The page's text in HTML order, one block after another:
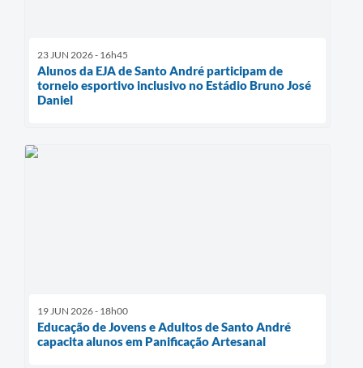
23 JUN 2026 - 16h45
Alunos da EJA de Santo André participam de
torneio esportivo inclusivo no Estádio Bruno José
Daniel
19 JUN 2026 - 18h00
Educação de Jovens e Adultos de Santo André
capacita alunos em Panificação Artesanal